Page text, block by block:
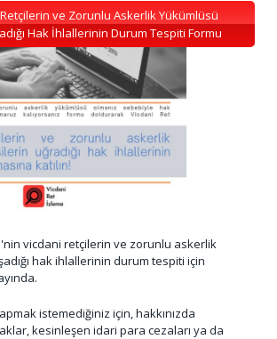
ve Zorunlu Askerlik Yükümlüsü
Hak İhlallerinin Durum Tespiti Formu
vicdani retçilerin ve zorunlu askerlik
hak ihlallerinin durum tespiti için
istemediğiniz için, hakkınızda
kesinleşen idari para cezaları ya da